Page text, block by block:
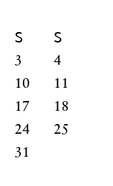
S S
3
4
10
11
17
18
24
25
31